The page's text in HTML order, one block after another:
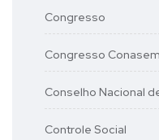
Congresso
Congresso
Conselho Nacional
Controle Social